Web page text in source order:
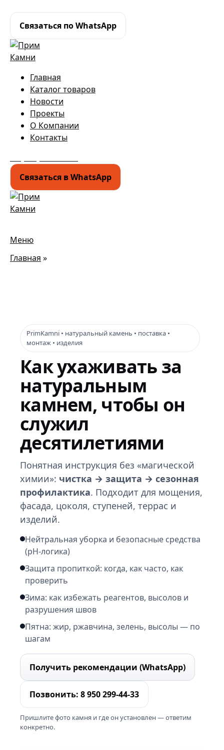
Связаться по WhatsApp
Главная
Каталог товаров
Новости
Проекты
О Компании
Контакты
Связаться в WhatsApp
Меню
Главная »
PrimKamni • натуральный камень • поставка •
монтаж • изделия
Как ухаживать за
натуральным
камнем, чтобы он
служил
десятилетиями
Понятная инструкция без «магической
химии»: чистка → защита → сезонная
профилактика. Подходит для мощения,
фасада, цоколя, ступеней, террас и
изделий.
Нейтральная уборка и безопасные средства
(pH-логика)
Защита пропиткой: когда, как часто, как
проверить
Зима: как избежать реагентов, высолов и
разрушения швов
Пятна: жир, ржавчина, зелень, высолы — по
шагам
Получить рекомендации (WhatsApp)
Позвонить: 8 950 299-44-33
Пришлите фото камня и где он установлен — ответим
конкретно.